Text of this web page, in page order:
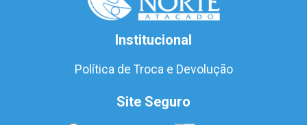
Institucional
Política de Troca e Devolução
Site Seguro